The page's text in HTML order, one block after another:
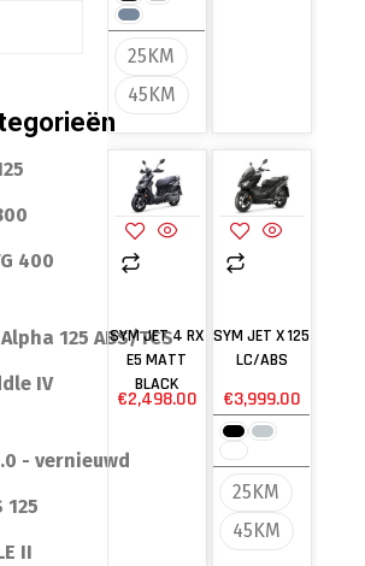
400
125 ABS/TCS
IV
- vernieuwd
125
II
25KM
45KM
SYM JET 4 RX
E5 MATT
BLACK
€2,498.00
SYM JET X 125
LC/ABS
€3,999.00
25KM
45KM